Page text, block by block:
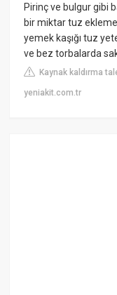
Pirinç ve bulgur gibi
bir miktar tuz
yemek kaşığı tuz
ve bez torbalarda
Kaynak kaldırma
yeniakit.com.tr